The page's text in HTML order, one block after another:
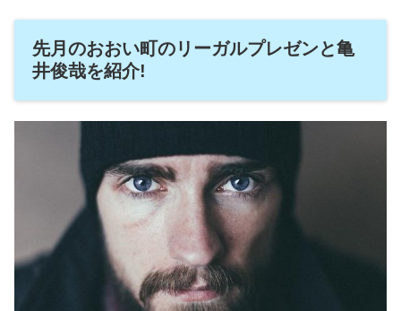
先月のおおい町のリーガルプレゼンと亀
井俊哉を紹介!